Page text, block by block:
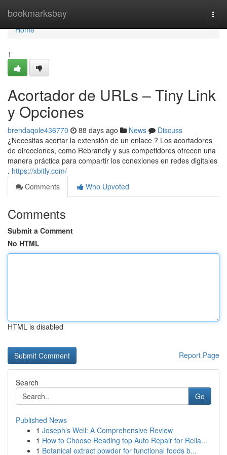
bookmarksbay
Home
Home
1
Acortador de URLs – Tiny Link
y Opciones
brendaqole436770 88 days ago News
Discuss
¿Necesitas acortar la extensión de un enlace ? Los acortadores
de direcciones, como Rebrandly y sus competidores ofrecen una
manera práctica para compartir los conexiones en redes digitales
. https://xbitly.com/
Comments
Who Upvoted
Comments
Submit a Comment
No HTML
HTML is disabled
Report Page
Search
Go
Published News
1 Joseph’s Well: A Comprehensive Review
1 How to Choose Reading top Auto Repair for Relia...
1 Botanical extract powder for functional foods b...